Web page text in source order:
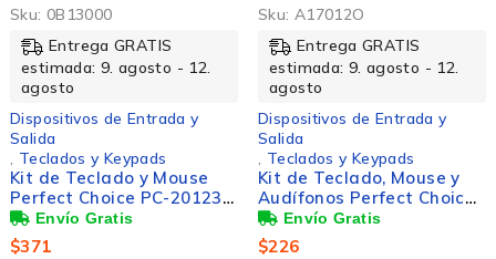
Sku: 0B13000
Entrega GRATIS
estimada: 9. agosto - 12.
agosto
Dispositivos de Entrada y
Salida
Teclados y Keypads
Kit de Teclado y Mouse
Perfect Choice PC-201236,
RF Inalámbrico, Negro
(Español)
$371
Sku: A17012O
Entrega GRATIS
estimada: 9. agosto - 12.
agosto
Dispositivos de Entrada y
Salida
Teclados y Keypads
Kit de Teclado, Mouse y
Audífonos Perfect Choice
PC-201700, Alámbrico,
USB, Negro (Español)
$226